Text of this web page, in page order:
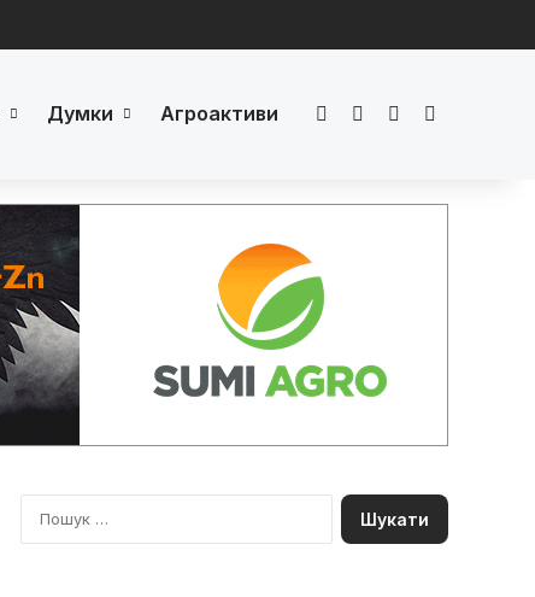
Думки Агроактиви FacebookLinkedInYouTube
П
о